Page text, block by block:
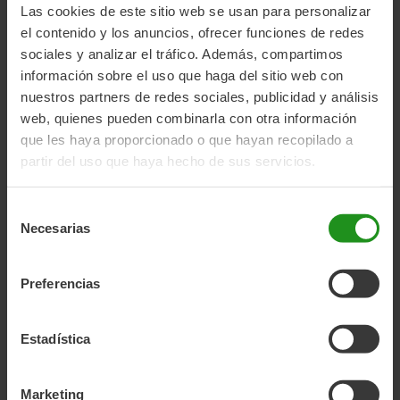
Las cookies de este sitio web se usan para personalizar
el contenido y los anuncios, ofrecer funciones de redes
sociales y analizar el tráfico. Además, compartimos
información sobre el uso que haga del sitio web con
nuestros partners de redes sociales, publicidad y análisis
web, quienes pueden combinarla con otra información
que les haya proporcionado o que hayan recopilado a
partir del uso que haya hecho de sus servicios.
Necesarias
Preferencias
Estadística
Marketing
para tu pequeño aventurero.
Aspectos a tener en cuenta al
comprar una bici de 16 pulgadas
Al elegir la bicicleta de 16 pulgadas perfecta para tu hijo, es
Desde el ajuste adecuado del sillín hasta la calidad de los
cuenta para proporcionar una experiencia de ciclismo
perfecta. Nuestra selección de bicicletas de 16 pulgadas
para niños y niñas ha sido cuidadosamente evaluada para
cumplir con los estándares más exigentes en términos de
padres la tranquilidad de saber que sus hijos están en